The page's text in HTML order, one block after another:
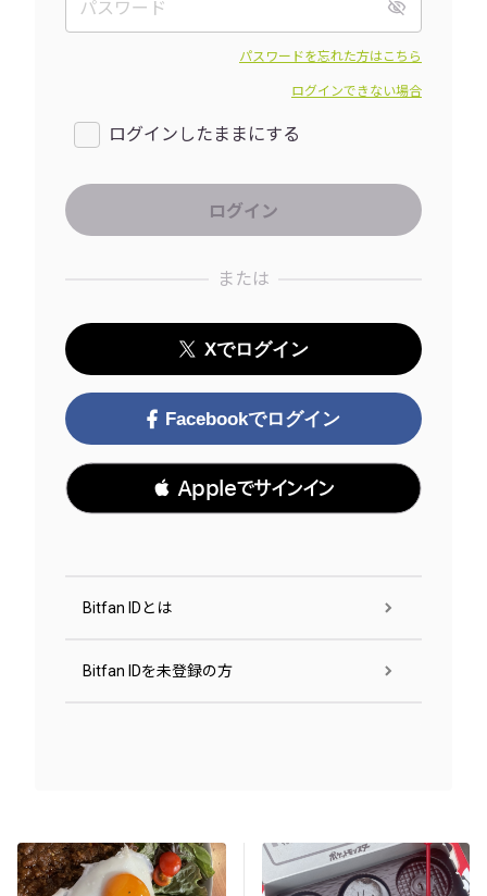
パスワードを忘れた方はこちら
ログインできない場合
ログインしたままにする
または
Xでログイン
Facebookでログイン
 Appleでサインイン
Bitfan IDとは
Bitfan IDを未登録の方